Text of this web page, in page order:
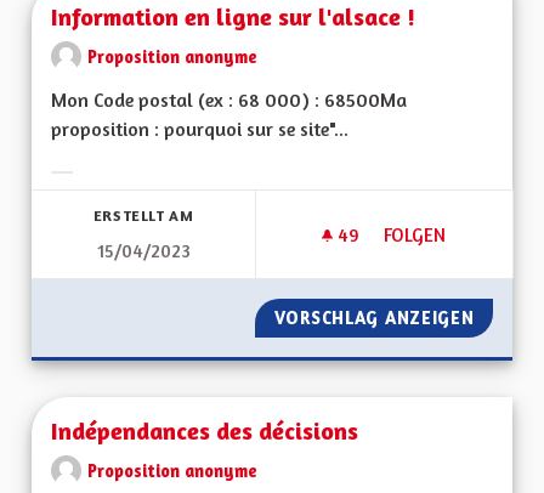
Information en ligne sur l'alsace !
Proposition anonyme
Mon Code postal (ex : 68 000) : 68500Ma
proposition : pourquoi sur se site"...
ERSTELLT AM
15/04/2023
49 49 FOLLOWER
FOLGEN
INFORMATION EN
VORSCHLAG ANZEIGEN
Indépendances des décisions
Proposition anonyme